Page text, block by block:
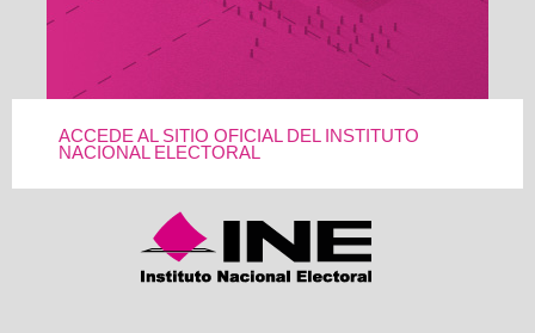
ACCEDE AL SITIO OFICIAL DEL INSTITUTO
NACIONAL ELECTORAL